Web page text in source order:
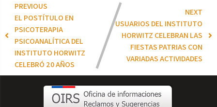
PREVIOUS
EL POSTÍTULO EN
PSICOTERAPIA
PSICOANALÍTICA DEL
INSTITUTO HORWITZ
CELEBRÓ 20 AÑOS
NEXT
USUARIOS DEL INSTITUTO
HORWITZ CELEBRAN LAS
FIESTAS PATRIAS CON
VARIADAS ACTIVIDADES